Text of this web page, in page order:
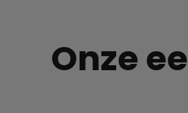
Onze